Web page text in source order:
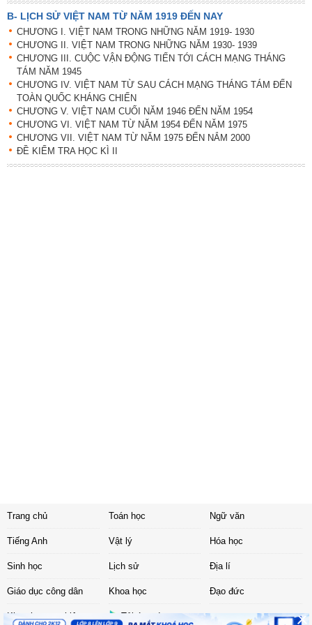
B- LỊCH SỬ VIỆT NAM TỪ NĂM 1919 ĐẾN NAY
CHƯƠNG I. VIỆT NAM TRONG NHỮNG NĂM 1919- 1930
CHƯƠNG II. VIỆT NAM TRONG NHỮNG NĂM 1930- 1939
CHƯƠNG III. CUỘC VẬN ĐỘNG TIẾN TỚI CÁCH MẠNG THÁNG
TÁM NĂM 1945
CHƯƠNG IV. VIỆT NAM TỪ SAU CÁCH MẠNG THÁNG TÁM ĐẾN
TOÀN QUỐC KHÁNG CHIẾN
CHƯƠNG V. VIỆT NAM CUỐI NĂM 1946 ĐẾN NĂM 1954
CHƯƠNG VI. VIỆT NAM TỪ NĂM 1954 ĐẾN NĂM 1975
CHƯƠNG VII. VIỆT NAM TỪ NĂM 1975 ĐẾN NẮM 2000
ĐỀ KIỂM TRA HỌC KÌ II
Trang chủ Toán học Ngữ văn
Tiếng Anh Vật lý Hóa học
Sinh học Lịch sử Địa lí
Giáo dục công dân Khoa học Đạo đức
Khoa học tự nhiên Tải ứng dụng